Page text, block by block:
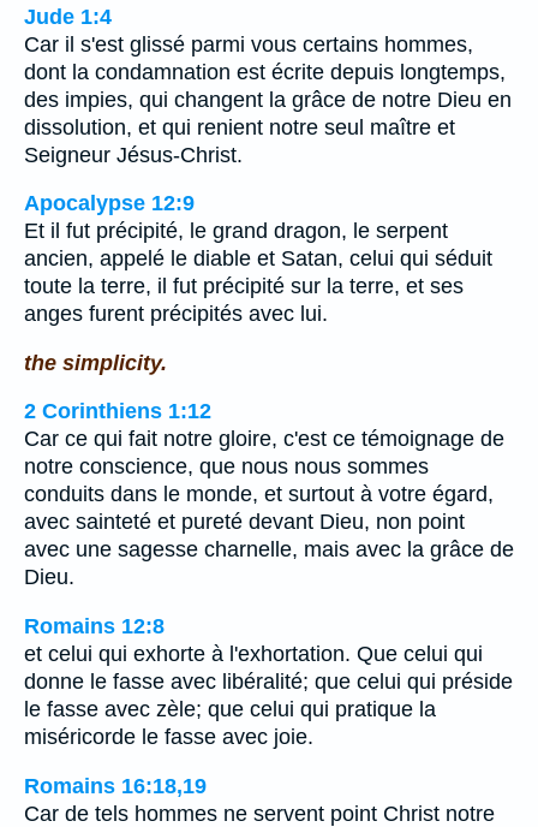
Jude 1:4
Car il s'est glissé parmi vous certains hommes,
dont la condamnation est écrite depuis longtemps,
des impies, qui changent la grâce de notre Dieu en
dissolution, et qui renient notre seul maître et
Seigneur Jésus-Christ.
Apocalypse 12:9
Et il fut précipité, le grand dragon, le serpent
ancien, appelé le diable et Satan, celui qui séduit
toute la terre, il fut précipité sur la terre, et ses
anges furent précipités avec lui.
the simplicity.
2 Corinthiens 1:12
Car ce qui fait notre gloire, c'est ce témoignage de
notre conscience, que nous nous sommes
conduits dans le monde, et surtout à votre égard,
avec sainteté et pureté devant Dieu, non point
avec une sagesse charnelle, mais avec la grâce de
Dieu.
Romains 12:8
et celui qui exhorte à l'exhortation. Que celui qui
donne le fasse avec libéralité; que celui qui préside
le fasse avec zèle; que celui qui pratique la
miséricorde le fasse avec joie.
Romains 16:18,19
Car de tels hommes ne servent point Christ notre